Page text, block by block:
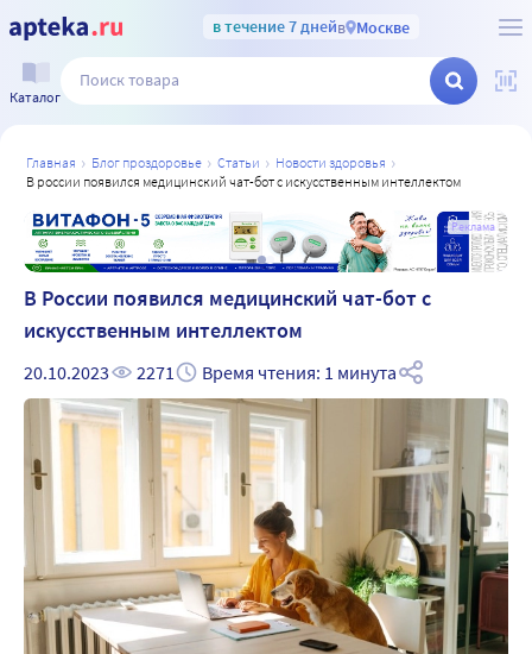
в течение 7 днейв Москве
Каталог
главная блог проздоровье статьи
новости здоровья
в россии появился медицинский чат-бот с искусственным интеллектом
Реклама
В России появился медицинский чат-бот с
искусственным интеллектом
20.10.2023 2271 Время чтения: 1 минута